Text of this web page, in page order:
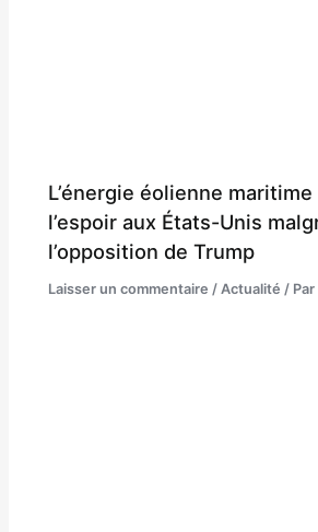
L’énergie éolienne
l’espoir aux États-Unis
l’opposition de Trump
Laisser un commentaire /Actualité / Par